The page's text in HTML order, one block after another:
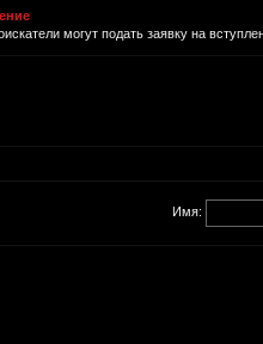
могут подать заявку на
Имя: